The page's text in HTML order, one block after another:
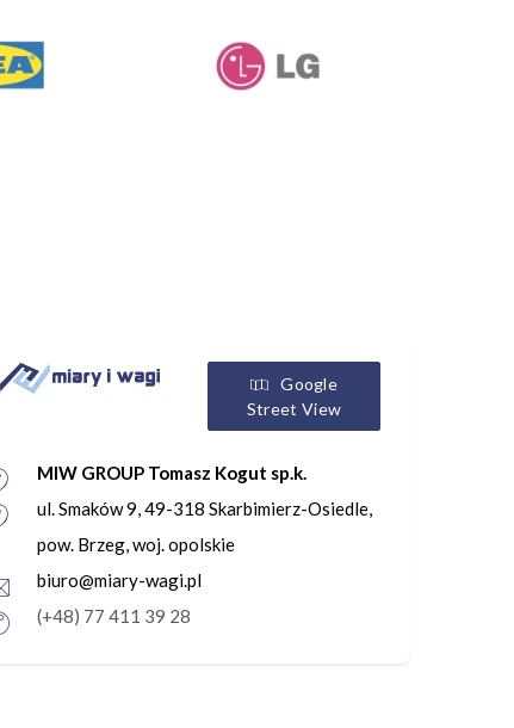
Google
Street View
MIW GROUP Tomasz Kogut sp.k.
ul. Smaków 9, 49-318 Skarbimierz-Osiedle,
pow. Brzeg, woj. opolskie
biuro@miary-wagi.pl
(+48) 77 411 39 28